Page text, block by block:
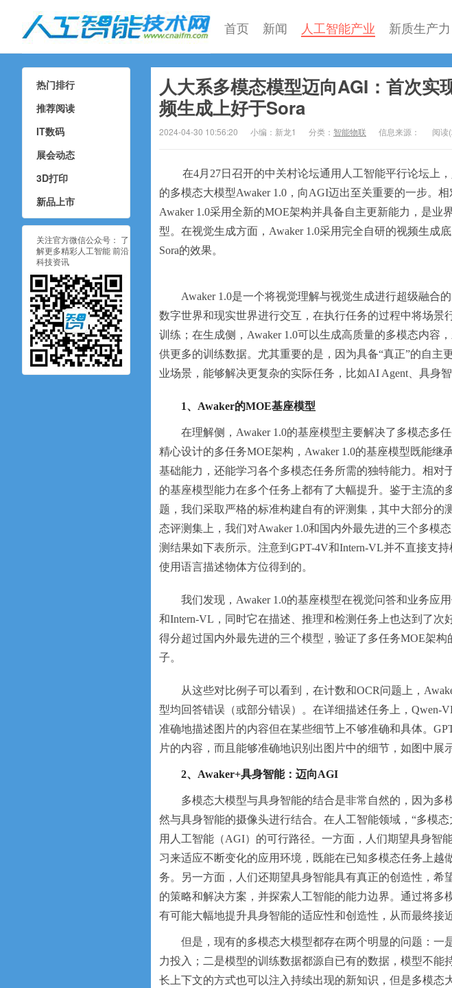
人工智能技术网
首页 新闻 人工智能产业 新质生产力
人大系多模态模型迈向AGI：首次实
频生成上好于Sora
2024-04-30 10:56:20 小编：新龙1 分类： 智能物联 信息来源： 阅读(
在4月27日召开的中关村论坛通用人工智能平行论坛上
的多模态大模型Awaker 1.0，向AGI迈出至关重要的一步。
Awaker 1.0采用全新的MOE架构并具备自主更新能力，是业
型。在视觉生成方面，Awaker 1.0采用完全自研的视频生成
Sora的效果。
Awaker 1.0是一个将视觉理解与视觉生成进行超级融合
数字世界和现实世界进行交互，在执行任务的过程中将场景
训练；在生成侧，Awaker 1.0可以生成高质量的多模态内容
供更多的训练数据。尤其重要的是，因为具备“真正”的自主
业场景，能够解决更复杂的实际任务，比如AI Agent、具身
1、Awaker的MOE基座模型
在理解侧，Awaker 1.0的基座模型主要解决了多模态多
精心设计的多任务MOE架构，Awaker 1.0的基座模型既能继
基础能力，还能学习各个多模态任务所需的独特能力。相对
的基座模型能力在多个任务上都有了大幅提升。鉴于主流的
题，我们采取严格的标准构建自有的评测集，其中大部分的
态评测集上，我们对Awaker 1.0和国内外最先进的三个多模
测结果如下表所示。注意到GPT-4V和Intern-VL并不直接支
使用语言描述物体方位得到的。
我们发现，Awaker 1.0的基座模型在视觉问答和业务应
和Intern-VL，同时它在描述、推理和检测任务上也达到了次
得分超过国内外最先进的三个模型，验证了多任务MOE架
子。
从这些对比例子可以看到，在计数和OCR问题上，
型均回答错误（或部分错误）。在详细描述任务上，Qwen-
准确地描述图片的内容但在某些细节上不够准确和具体。
片的内容，而且能够准确地识别出图片中的细节，如图中展
2、 Awaker+具身智能： 迈向AGI
多模态大模型与具身智能的结合是非常自然的，因为多
然与具身智能的摄像头进行结合。在人工智能领域，“多模
用人工智能（AGI）的可行路径。一方面，人们期望具身智
习来适应不断变化的应用环境，既能在已知多模态任务上越
务。另一方面，人们还期望具身智能具有真正的创造性，希
的策略和解决方案，并探索人工智能的能力边界。通过将多
有可能大幅地提升具身智能的适应性和创造性，从而最终接
但是，现有的多模态大模型都存在两个明显的问题：一
力投入；二是模型的训练数据都源自已有的数据，模型不能
长上下文的方式也可以注入持续出现的新知识，但是多模态
热门排行
推荐阅读
IT数码
展会动态
3D打印
新品上市
关注官方微信公众号： 了
解更多精彩人工智能 前沿
科技资讯